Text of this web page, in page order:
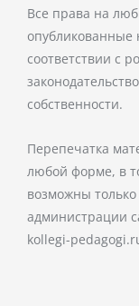
Все права на
соответствии с
собственности.
Перепечатка
любой форме, в
возможны
администрации
kollegi-